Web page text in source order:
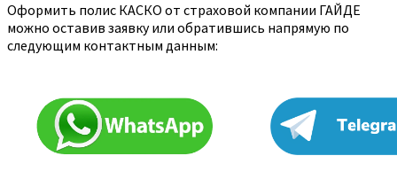
Оформить полис КАСКО от страховой компании ГАЙДЕ
можно оставив заявку или обратившись напрямую по
следующим контактным данным: